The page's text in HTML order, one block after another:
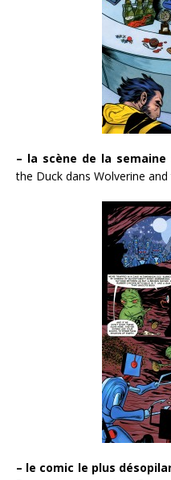
– la scène de la semaine
the Duck dans Wolverine and
– le comic le plus